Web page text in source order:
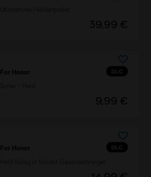
39,99 €
DLC
For Honor
9,99 €
DLC
For Honor